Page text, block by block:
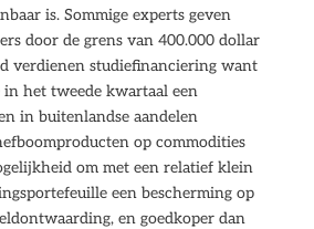
is. Sommige experts geven
door de grens van 400.000 dollar
verdienen studiefinanciering want
het tweede kwartaal een
in buitenlandse aandelen
op commodities
om met een relatief klein
een bescherming op
en goedkoper dan